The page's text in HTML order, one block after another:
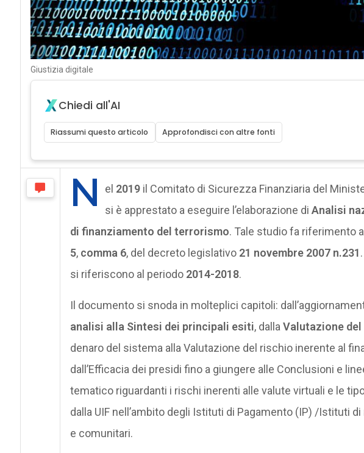
Giustizia digitale
Chiedi all'AI
Riassumi questo articolo Approfondisci con altre fonti
N el 2019il Comitato di Sicurezza Finanziaria del
si è apprestato a eseguire l’elaborazione di Analisi
di finanziamento del terrorismo. Tale studio fa riferimento
5, comma 6, del decreto legislativo 21 novembre 2007 n.231
si riferiscono al periodo 2014-2018.
Il documento si snoda in molteplici capitoli:
analisi alla Sintesi dei principali esiti, dalla Valutazione
denaro del sistema alla Valutazione del rischio inerente al
dall’Efficacia dei presidi fino a giungere alle Conclusioni e
tematico riguardanti i rischi inerenti alle valute virtuali e le
dalla UIF nell’ambito degli Istituti di Pagamento (IP) /Istituti
e comunitari.